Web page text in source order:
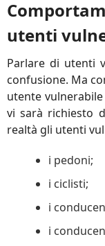
utenti
Parlare di utenti
confusione. Ma
utente
vi sarà richiesto
realtà gli utenti
i pedoni;
i ciclisti;
i
i